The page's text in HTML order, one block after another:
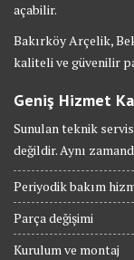
açabilir.
Bakırköy Arçelik,
kaliteli ve güvenilir
Geniş Hizmet
Sunulan teknik
değildir. Aynı
Periyodik bakım
Parça değişimi
Kurulum ve montaj